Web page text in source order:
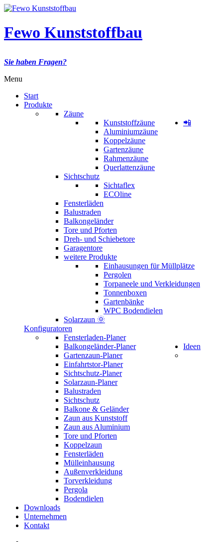
Fewo Kunststoffbau
Sie haben Fragen?
Menu
Start
Produkte
Zäune
Kunststoffzäune
Aluminiumzäune
Koppelzäune
Gartenzäune
Rahmenzäune
Querlattenzäune
Sichtschutz
Sichtaflex
ECOline
Fensterläden
Balustraden
Balkongeländer
Tore und Pforten
Dreh- und Schiebetore
Garagentore
weitere Produkte
Einhausungen für Müllplätze
Pergolen
Torpaneele und Verkleidungen
Tonnenboxen
Gartenbänke
WPC Bodendielen
Solarzaun 🌞
📲
Konfiguratoren
Fensterladen-Planer
Balkongeländer-Planer
Gartenzaun-Planer
Einfahrtstor-Planer
Sichtschutz-Planer
Solarzaun-Planer
Ideen
Balustraden
Sichtschutz
Balkone & Geländer
Zaun aus Kunststoff
Zaun aus Aluminium
Tore und Pforten
Koppelzaun
Fensterläden
Mülleinhausung
Außenverkleidung
Torverkleidung
Pergola
Bodendielen
Downloads
Unternehmen
Kontakt